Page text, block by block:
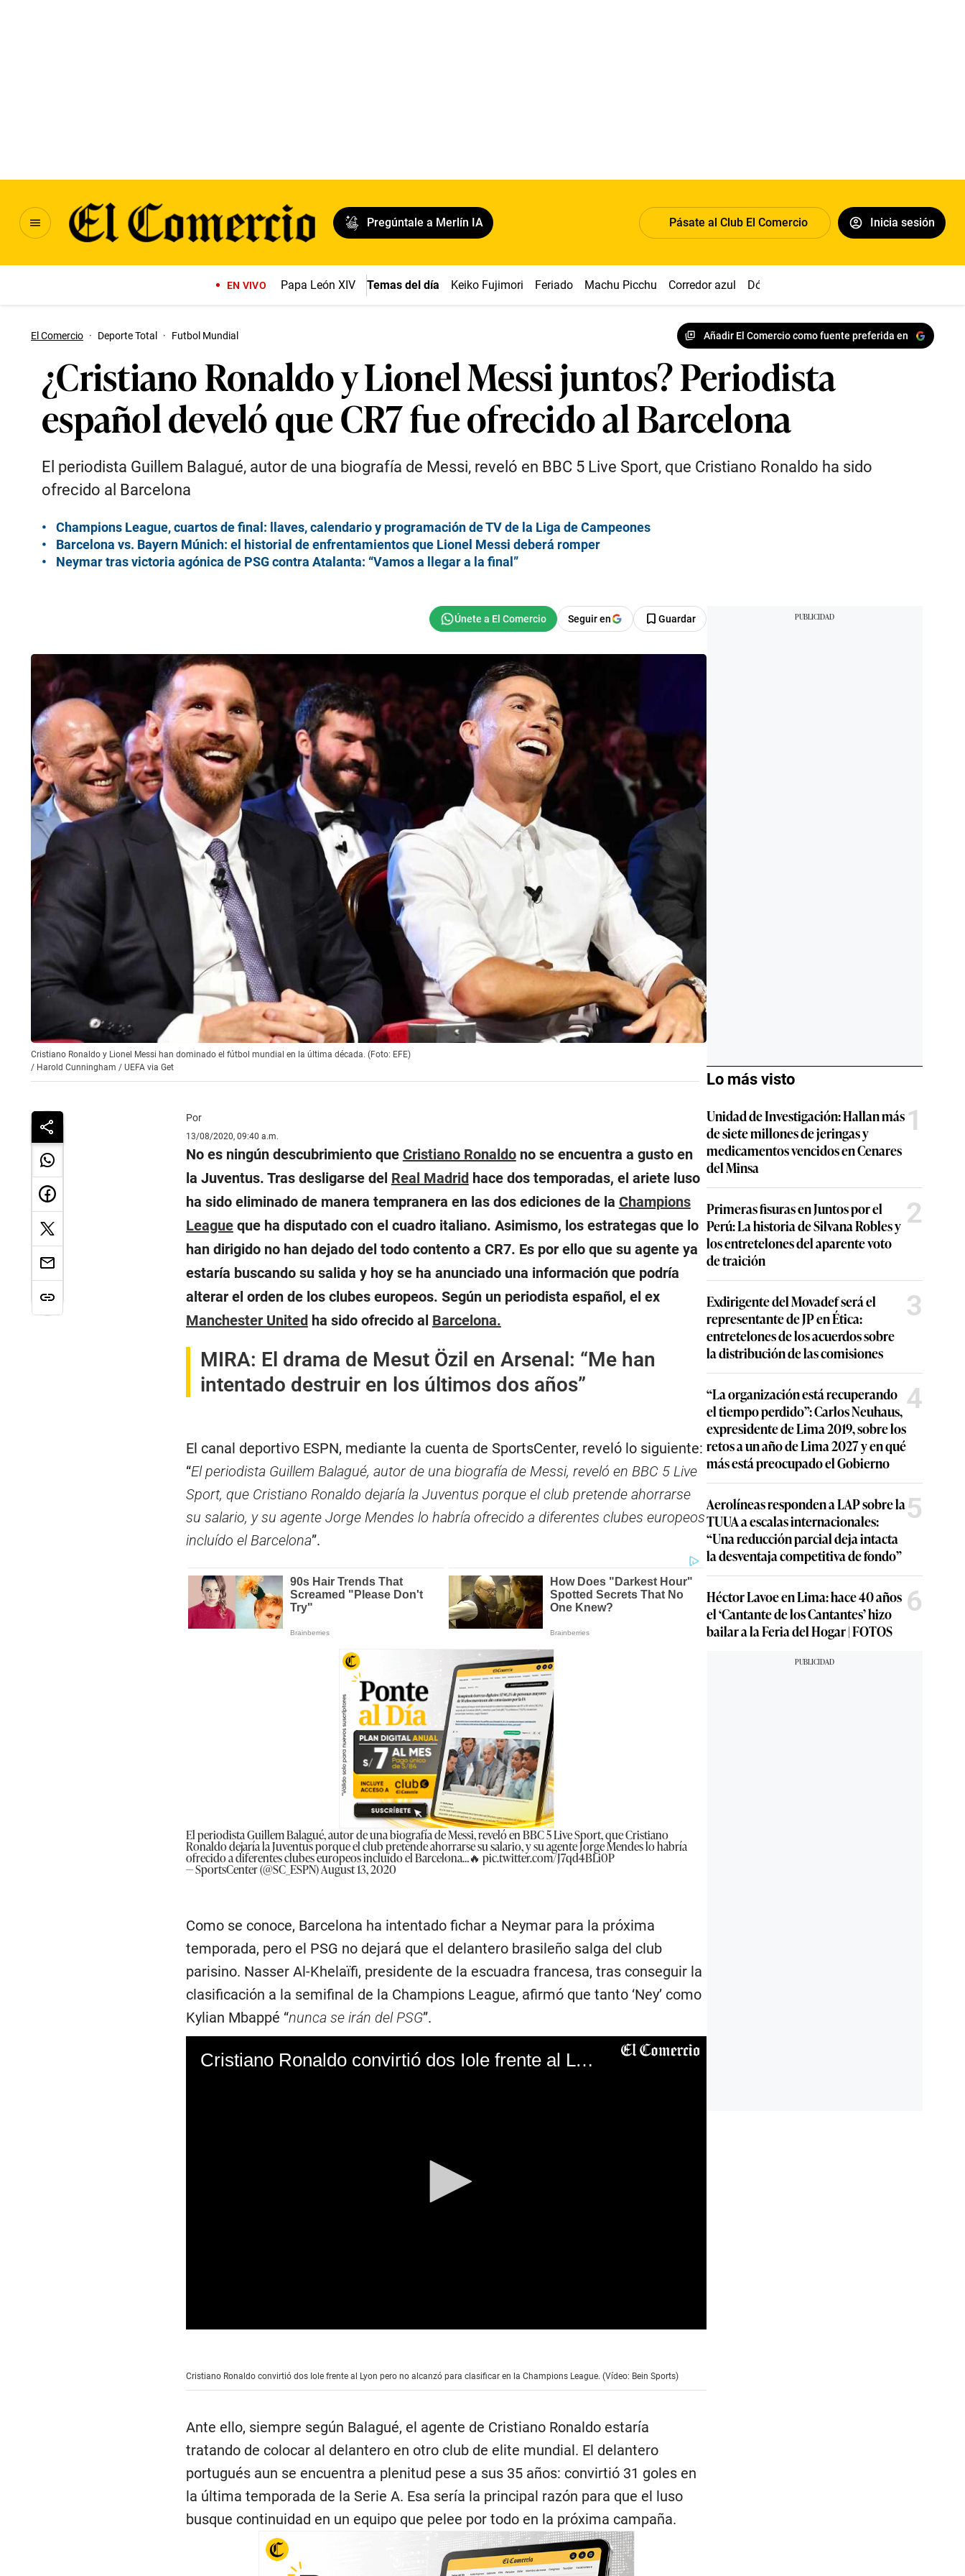
Pregúntale a Merlín IA Pásate al Club El Comercio Inicia sesión
EN VIVO Papa León XIV Temas del día Keiko Fujimori Feriado Machu Picchu Corredor azul Dólar
El Comercio · Deporte Total · Futbol Mundial Añadir El Comercio como fuente preferida en
¿Cristiano Ronaldo y Lionel Messi juntos? Periodista
español develó que CR7 fue ofrecido al Barcelona
El periodista Guillem Balagué, autor de una biografía de Messi, reveló en BBC 5 Live Sport, que Cristiano Ronaldo ha sido
ofrecido al Barcelona
Champions League, cuartos de final: llaves, calendario y programación de TV de la Liga de Campeones
Barcelona vs. Bayern Múnich: el historial de enfrentamientos que Lionel Messi deberá romper
Neymar tras victoria agónica de PSG contra Atalanta: “Vamos a llegar a la final”
Seguir en Guardar
Cristiano Ronaldo y Lionel Messi han dominado el fútbol mundial en la última década. (Foto: EFE)
/ Harold Cunningham / UEFA via Get
Por
13/08/2020, 09:40 a.m.
No es ningún descubrimiento que Cristiano Ronaldono se encuentra a gusto en
la Juventus. Tras desligarse del Real Madridhace dos temporadas, el ariete luso
ha sido eliminado de manera tempranera en las dos ediciones de la Champions
Leagueque ha disputado con el cuadro italiano. Asimismo, los estrategas que lo
han dirigido no han dejado del todo contento a CR7. Es por ello que su agente ya
estaría buscando su salida y hoy se ha anunciado una información que podría
alterar el orden de los clubes europeos. Según un periodista español, el ex
Manchester Unitedha sido ofrecido al Barcelona.
MIRA: El drama de Mesut Özil en Arsenal: “Me han
intentado destruir en los últimos dos años”
El canal deportivo ESPN, mediante la cuenta de SportsCenter, reveló lo siguiente:
“El periodista Guillem Balagué, autor de una biografía de Messi, reveló en BBC 5 Live
Sport, que Cristiano Ronaldo dejaría la Juventus porque el club pretende ahorrarse
su salario, y su agente Jorge Mendes lo habría ofrecido a diferentes clubes europeos
incluído el Barcelona”.
El periodista Guillem Balagué, autor de una biografía de Messi, reveló en BBC 5 Live Sport, que Cristiano
Ronaldo dejaría la Juventus porque el club pretende ahorrarse su salario, y su agente Jorge Mendes lo habría
ofrecido a diferentes clubes europeos incluído el Barcelona…🔥 pic.twitter.com/J7qd4BLi0P
— SportsCenter (@SC_ESPN)August 13, 2020
Como se conoce, Barcelona ha intentado fichar a Neymar para la próxima
temporada, pero el PSG no dejará que el delantero brasileño salga del club
parisino. Nasser Al-Khelaïfi, presidente de la escuadra francesa, tras conseguir la
clasificación a la semifinal de la Champions League, afirmó que tanto ‘Ney’ como
Kylian Mbappé “nunca se irán del PSG”.
Cristiano Ronaldo convirtió dos Iole frente al Lyon pero no alcanzó para clasificar en la Champions League. (Vídeo: Bein Sports)
o
n
o
1
s
e
c
n
Cristiano Ronaldo convirtió dos Iole frente al Lyon pero no alcanzó para clasificar en la Champions League. (Vídeo: Bein Sports)
Ante ello, siempre según Balagué, el agente de Cristiano Ronaldo estaría
tratando de colocar al delantero en otro club de elite mundial. El delantero
portugués aun se encuentra a plenitud pese a sus 35 años: convirtió 31 goles en
la última temporada de la Serie A. Esa sería la principal razón para que el luso
busque continuidad en un equipo que pelee por todo en la próxima campaña.
Lo más visto
Unidad de Investigación: Hallan más
de siete millones de jeringas y
medicamentos vencidos en Cenares
del Minsa
1
Primeras fisuras en Juntos por el
Perú: La historia de Silvana Robles y
los entretelones del aparente voto
de traición
2
Exdirigente del Movadef será el
representante de JP en Ética:
entretelones de los acuerdos sobre
la distribución de las comisiones
3
“La organización está recuperando
el tiempo perdido”: Carlos Neuhaus,
expresidente de Lima 2019, sobre los
retos a un año de Lima 2027 y en qué
más está preocupado el Gobierno
4
Aerolíneas responden a LAP sobre la
TUUA a escalas internacionales:
“Una reducción parcial deja intacta
la desventaja competitiva de fondo”
5
Héctor Lavoe en Lima: hace 40 años
el ‘Cantante de los Cantantes’ hizo
bailar a la Feria del Hogar | FOTOS
6